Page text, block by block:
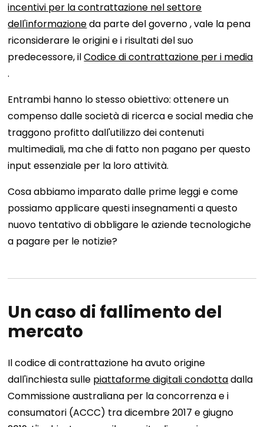
incentivi per la contrattazione nel settore
dell'informazioneda parte del governo , vale la pena
riconsiderare le origini e i risultati del suo
predecessore, ilCodice di contrattazione per i media
.
Entrambi hanno lo stesso obiettivo: ottenere un
compenso dalle società di ricerca e social media che
traggono profitto dall'utilizzo dei contenuti
multimediali, ma che di fatto non pagano per questo
input essenziale per la loro attività.
Cosa abbiamo imparato dalle prime leggi e come
possiamo applicare questi insegnamenti a questo
nuovo tentativo di obbligare le aziende tecnologiche
a pagare per le notizie?
Un caso di fallimento del
mercato
Il codice di contrattazione ha avuto origine
dall'inchiesta sulle piattaforme digitali condottadalla
Commissione australiana per la concorrenza e i
consumatori (ACCC) tra dicembre 2017 e giugno